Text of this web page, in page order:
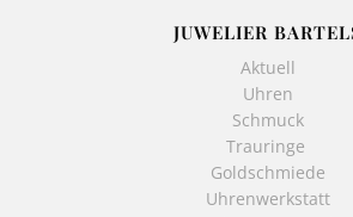
JUWELIER
Aktuell
Uhren
Schmuck
Trauringe
Goldschmiede
Uhrenwerkstatt